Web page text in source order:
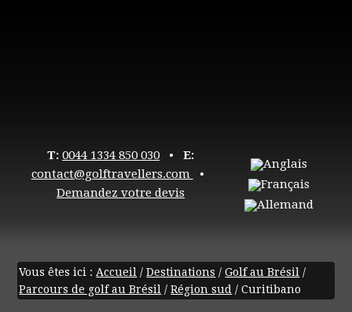
T:0044 1334 850 030 •E:
contact@golftravellers.com
•
Demandez votre devis
Vous êtes ici :Accueil / Destinations / Golf au Brésil /
Parcours de golf au Brésil / Région sud / Curitibano